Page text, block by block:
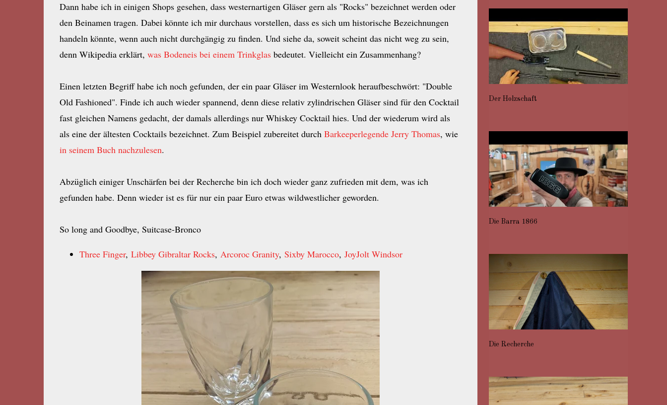
Dann habe ich in einigen Shops gesehen, dass westernartigen Gläser gern als "Rocks" bezeichnet werden oder
den Beinamen tragen. Dabei könnte ich mir durchaus vorstellen, dass es sich um historische Bezeichnungen
handeln könnte, wenn auch nicht durchgängig zu finden. Und siehe da, soweit scheint das nicht weg zu sein,
denn Wikipedia erklärt, was Bodeneis bei einem Trinkglasbedeutet. Vielleicht ein Zusammenhang?
Einen letzten Begriff habe ich noch gefunden, der ein paar Gläser im Westernlook heraufbeschwört: "Double
Old Fashioned". Finde ich auch wieder spannend, denn diese relativ zylindrischen Gläser sind für den Cocktail
fast gleichen Namens gedacht, der damals allerdings nur Whiskey Cocktail hies. Und der wiederum wird als
als eine der ältesten Cocktails bezeichnet. Zum Beispiel zubereitet durch Barkeeperlegende Jerry Thomas, wie
in seinem Buch nachzulesen.
Abzüglich einiger Unschärfen bei der Recherche bin ich doch wieder ganz zufrieden mit dem, was ich
gefunden habe. Denn wieder ist es für nur ein paar Euro etwas wildwestlicher geworden.
So long and Goodbye, Suitcase-Bronco
Three Finger, Libbey Gibraltar Rocks, Arcoroc Granity, Sixby Marocco, JoyJolt Windsor
Der Holzschaft
Die Barra 1866
Die Recherche